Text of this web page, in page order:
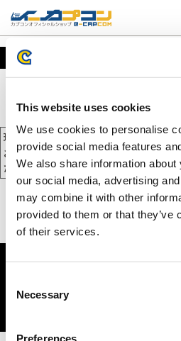
This website uses cookies
We use cookies to personalise
provide social media features
We also share information
our social media, advertising
may combine it with other
provided to them or that they’ve
of their services.
Selection
Necessary
Preferences
カート
現在、カートには商品が入っておりませ
お買い物を続けるには下の 「お買い物
ださい。